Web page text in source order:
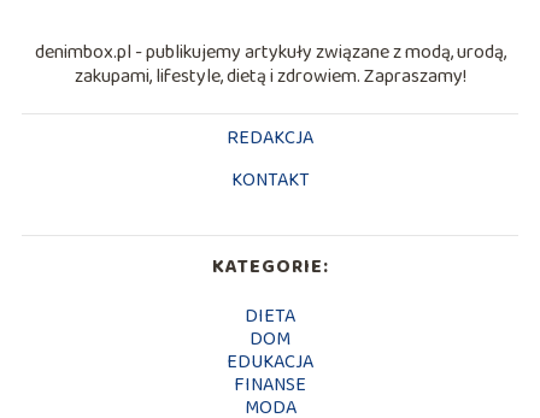
denimbox.pl - publikujemy artykuły związane z modą, urodą,
zakupami, lifestyle, dietą i zdrowiem. Zapraszamy!
REDAKCJA
KONTAKT
KATEGORIE:
DIETA
DOM
EDUKACJA
FINANSE
MODA